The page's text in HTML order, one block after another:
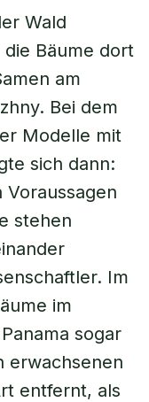
Wald
Bäume dort
am
Bei dem
Modelle mit
sich dann:
Voraussagen
stehen
Im
im
sogar
erwachsenen
entfernt, als